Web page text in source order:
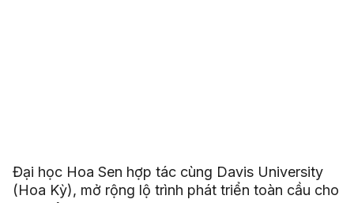
Đại học Hoa Sen hợp tác cùng Davis University
(Hoa Kỳ), mở rộng lộ trình phát triển toàn cầu cho